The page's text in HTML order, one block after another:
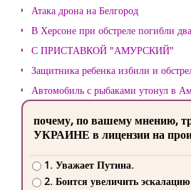
Атака дрона на Белгород
В Херсоне при обстреле погибли
С ПРИСТАВКОЙ "АМУРСКИЙ"
Защитника ребенка избили и
Автомобиль с рыбаками утонул в
почему, по вашему мнению,
УКРАИНЕ в лицензии на
1. Уважает Путина.
2. Боится увеличить